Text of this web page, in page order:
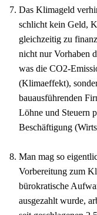
Das Klimageld
schlicht kein Geld,
gleichzeitig zu
nicht nur Vorhaben
was die CO2-
(Klimaeffekt),
bauausführenden
Löhne und Steuern
Beschäftigung
Man mag so
Vorbereitung zum
bürokratische
ausgezahlt wurde,